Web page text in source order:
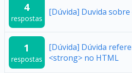
4
respostas
[Dúvida] Duvida sobre
1
respostas
[Dúvida] Dúvida
<strong> no HTML